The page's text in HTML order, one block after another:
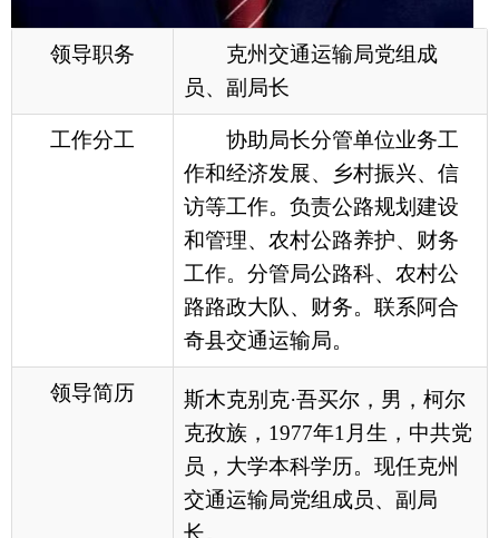
访等工作。负责公路规划建设
和管理、农村公路养护、财务
工作。分管局公路科、农村公
路路政大队、财务。联系阿合
奇县交通运输局。
斯木克别克·吾买尔，男，柯尔
克孜族，1977年1月生，中共党
员，大学本科学历。现任克州
交通运输局党组成员、副局
各县（市）网站 媒体
国家部委局